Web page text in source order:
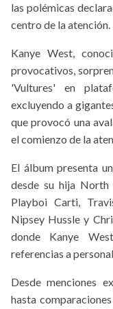
las polémicas
centro de la atención.
Kanye West,
provocativos,
'Vultures' en
excluyendo a
que provocó una
el comienzo de la
El álbum presenta
desde su hija North
Playboi Carti,
Nipsey Hussle y
donde Kanye
referencias a
Desde menciones
hasta